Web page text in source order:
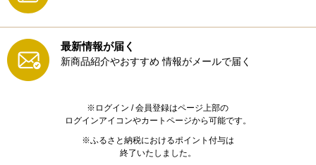
最新情報が届く
新商品紹介やおすすめ 情報がメールで届く
※ログイン / 会員登録はページ上部の
ログインアイコンやカートページから可能です。
※ふるさと納税におけるポイント付与は
終了いたしました。